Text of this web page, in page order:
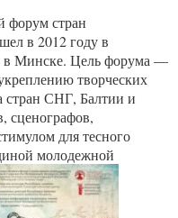
стран
в 2012 году в
в Минске. Цель форума —
творческих
стран СНГ, Балтии и
сценографов,
для тесного
молодежной